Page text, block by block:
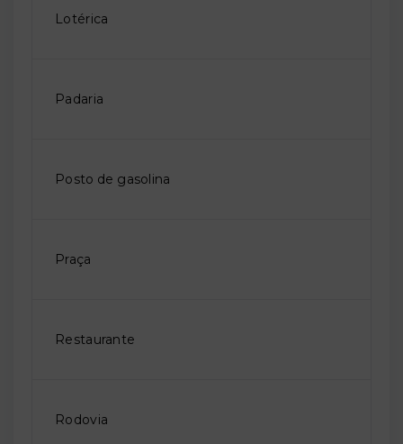
Lotérica
Padaria
Posto de gasolina
Praça
Restaurante
Rodovia